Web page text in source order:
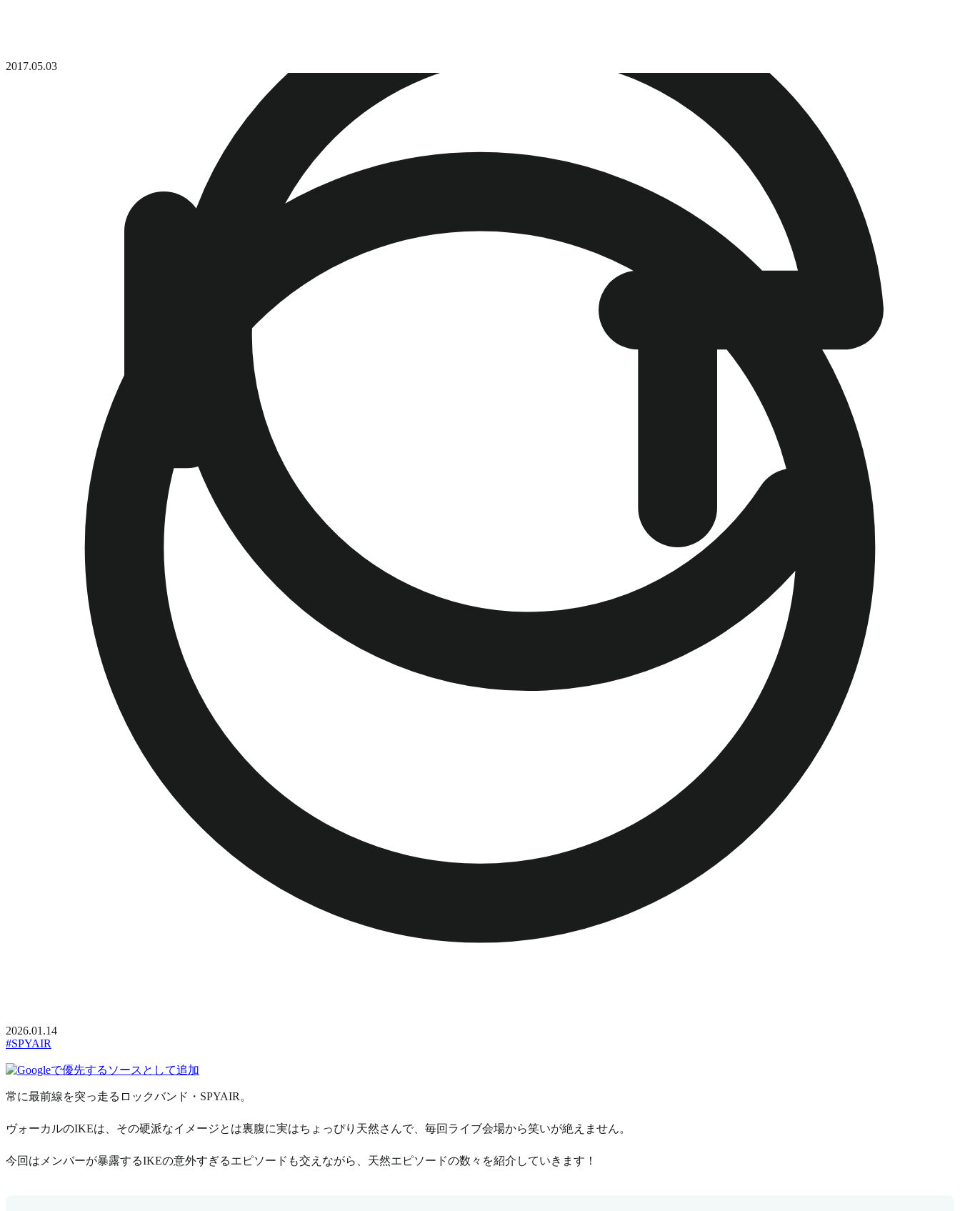
2017.05.03
2026.01.14
#SPYAIR
常に最前線を突っ走るロックバンド・SPYAIR。
ヴォーカルのIKEは、その硬派なイメージとは裏腹に実はちょっぴり天然さんで、毎回ライブ会場から笑いが絶えません。
今回はメンバーが暴露するIKEの意外すぎるエピソードも交えながら、天然エピソードの数々を紹介していきます！